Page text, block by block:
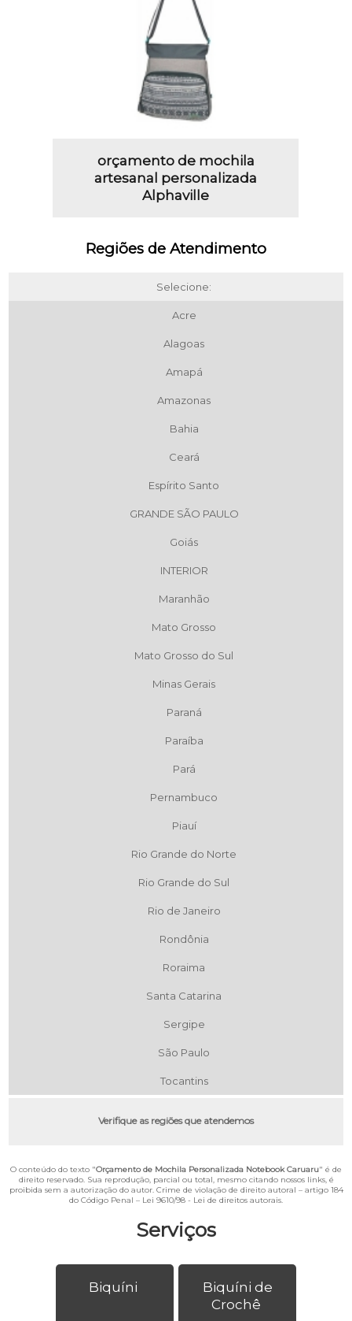
Serviços
Biquíni
Biquíni de
Crochê
orçamento de mochila
artesanal personalizada
Alphaville
Regiões de Atendimento
Selecione:
Acre
Alagoas
Amapá
Amazonas
Bahia
Ceará
Espírito Santo
GRANDE SÃO PAULO
Goiás
INTERIOR
Maranhão
Mato Grosso
Mato Grosso do Sul
Minas Gerais
Paraná
Paraíba
Pará
Pernambuco
Piauí
Rio Grande do Norte
Rio Grande do Sul
Rio de Janeiro
Rondônia
Roraima
Santa Catarina
Sergipe
São Paulo
Tocantins
Verifique as regiões que atendemos
O conteúdo do texto "Orçamento de Mochila Personalizada Notebook Caruaru" é de
direito reservado. Sua reprodução, parcial ou total, mesmo citando nossos links, é
proibida sem a autorização do autor. Crime de violação de direito autoral – artigo 184
do Código Penal – Lei 9610/98 - Lei de direitos autorais.